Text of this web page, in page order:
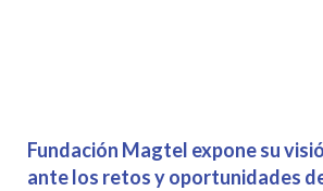
Fundación Magtel expone su
ante los retos y oportunidades